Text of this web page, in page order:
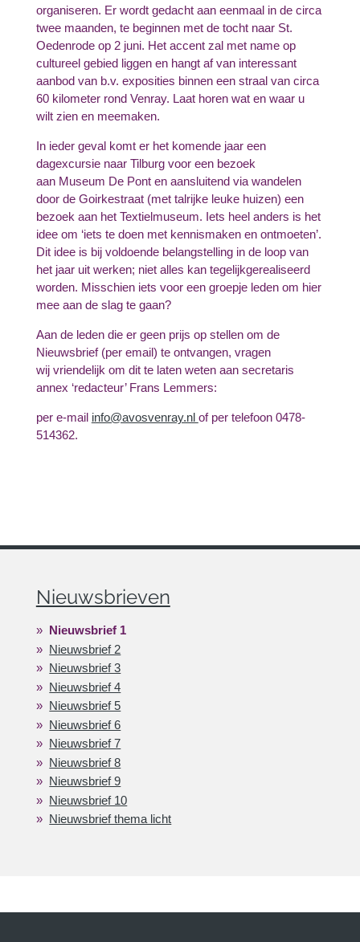
organiseren. Er wordt gedacht aan eenmaal in de circa
twee maanden, te beginnen met de tocht naar St.
Oedenrode op 2 juni. Het accent zal met name op
cultureel gebied liggen en hangt af van interessant
aanbod van b.v. exposities binnen een straal van circa
60 kilometer rond Venray. Laat horen wat en waar u
wilt zien en meemaken.
In ieder geval komt er het komende jaar een
dagexcursie naar Tilburg voor een bezoek
aan Museum De Pont en aansluitend via wandelen
door de Goirkestraat (met talrijke leuke huizen) een
bezoek aan het Textielmuseum. Iets heel anders is het
idee om ‘iets te doen met kennismaken en ontmoeten’.
Dit idee is bij voldoende belangstelling in de loop van
het jaar uit werken; niet alles kan tegelijkgerealiseerd
worden. Misschien iets voor een groepje leden om hier
mee aan de slag te gaan?
Aan de leden die er geen prijs op stellen om de
Nieuwsbrief (per email) te ontvangen, vragen
wij vriendelijk om dit te laten weten aan secretaris
annex ‘redacteur’ Frans Lemmers:
per e-mail info@avosvenray.nl of per telefoon 0478-
514362.
Nieuwsbrieven
Nieuwsbrief 1
Nieuwsbrief 2
Nieuwsbrief 3
Nieuwsbrief 4
Nieuwsbrief 5
Nieuwsbrief 6
Nieuwsbrief 7
Nieuwsbrief 8
Nieuwsbrief 9
Nieuwsbrief 10
Nieuwsbrief thema licht